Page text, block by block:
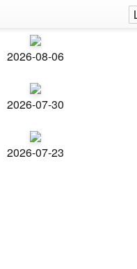
2026-08-06
2026-07-30
2026-07-23